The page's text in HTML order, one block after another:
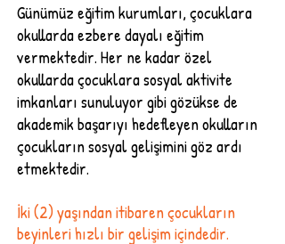
Günümüz eğitim kurumları, çocuklara
okullarda ezbere dayalı eğitim
vermektedir. Her ne kadar özel
okullarda çocuklara sosyal aktivite
imkanları sunuluyor gibi gözükse de
akademik başarıyı hedefleyen okulların
çocukların sosyal gelişimini göz ardı
etmektedir.
İki (2) yaşından itibaren çocukların
beyinleri hızlı bir gelişim içindedir.